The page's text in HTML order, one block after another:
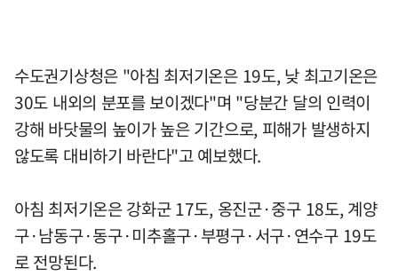
수도권기상청은 "아침 최저기온은 19도, 낮 최고기온은
30도 내외의 분포를 보이겠다"며 "당분간 달의 인력이
강해 바닷물의 높이가 높은 기간으로, 피해가 발생하지
않도록 대비하기 바란다"고 예보했다.
아침 최저기온은 강화군 17도, 옹진군·중구 18도, 계양
구·남동구·동구·미추홀구·부평구·서구·연수구 19도
로 전망된다.